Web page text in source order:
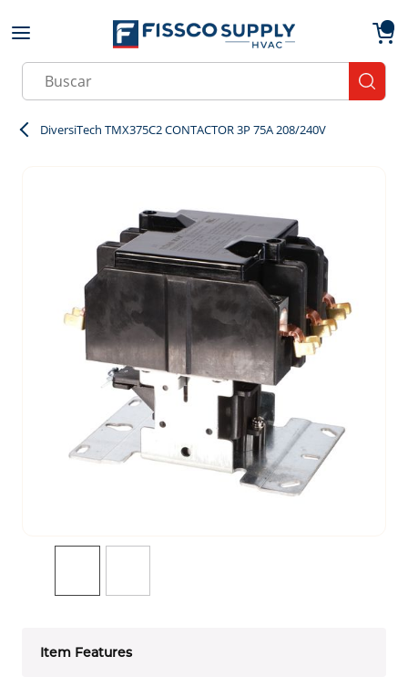
Skip to main content
Site Search
DiversiTech TMX375C2 CONTACTOR 3P 75A 208/240V
Item Features